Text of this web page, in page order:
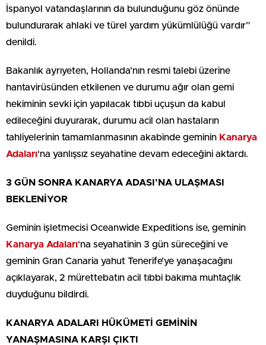
İspanyol vatandaşlarının da bulunduğunu göz önünde
bulundurarak ahlaki ve türel yardım yükümlülüğü vardır”
denildi.
Bakanlık ayrıyeten, Hollanda’nın resmi talebi üzerine
hantavirüsünden etkilenen ve durumu ağır olan gemi
hekiminin sevki için yapılacak tıbbi uçuşun da kabul
edileceğini duyurarak, durumu acil olan hastaların
tahliyelerinin tamamlanmasının akabinde geminin Kanarya
Adaları‘na yanlışsız seyahatine devam edeceğini aktardı.
3 GÜN SONRA KANARYA ADASI’NA ULAŞMASI
BEKLENİYOR
Geminin işletmecisi Oceanwide Expeditions ise, geminin
Kanarya Adaları‘na seyahatinin 3 gün süreceğini ve
geminin Gran Canaria yahut Tenerife’ye yanaşacağını
açıklayarak, 2 mürettebatın acil tıbbi bakıma muhtaçlık
duyduğunu bildirdi.
KANARYA ADALARI HÜKÜMETİ GEMİNİN
YANAŞMASINA KARŞI ÇIKTI